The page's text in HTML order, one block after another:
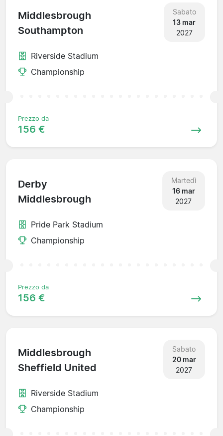
Middlesbrough
Southampton
Sabato
13 mar
2027
Riverside Stadium
Championship
Prezzo da
156 €
Derby
Middlesbrough
Martedì
16 mar
2027
Pride Park Stadium
Championship
Prezzo da
156 €
Middlesbrough
Sheffield United
Sabato
20 mar
2027
Riverside Stadium
Championship